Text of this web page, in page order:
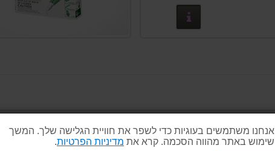
אנחנו משתמשים בעוגיות כדי לשפר את חוויית הגלישה שלך. המשך
שימוש באתר מהווה הסכמה. קרא את מדיניות הפרטיות